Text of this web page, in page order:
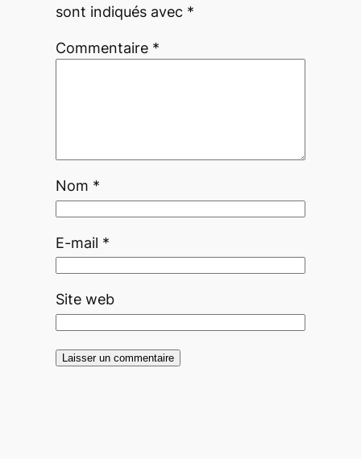
sont indiqués avec *
Commentaire *
Nom *
E-mail *
Site web